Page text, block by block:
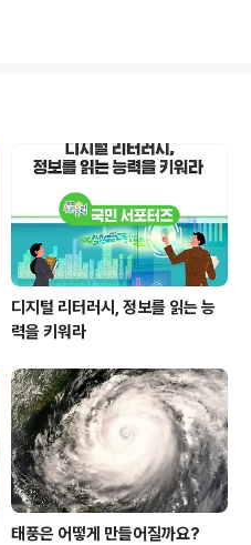
다. 교육부와
진행하게 되
학교별로 훈
훈련을 자율적
변 위험요소 알
리기, 훈련시나
디지털 리터러시, 정보를 읽는 능
력을 키워라
태풍은 어떻게 만들어질까요?